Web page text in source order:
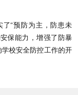
“预防为主，防患未
保能力，增强了防暴
校安全防控工作的开